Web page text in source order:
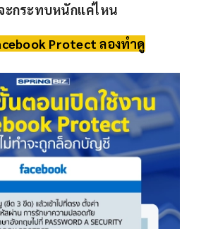
ะกระทบหนักแค่ไหน
Protect ลองทำดู